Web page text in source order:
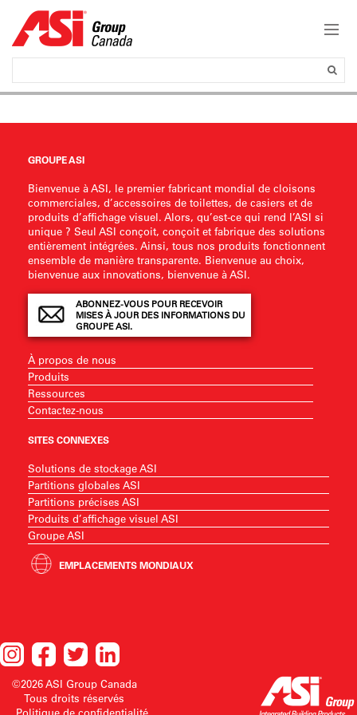
GROUPE ASI
Bienvenue à ASI, le premier fabricant mondial de cloisons
commerciales, d’accessoires de toilettes, de casiers et de
produits d’affichage visuel. Alors, qu’est-ce qui rend l’ASI si
unique ? Seul ASI conçoit, conçoit et fabrique des solutions
entièrement intégrées. Ainsi, tous nos produits fonctionnent
ensemble de manière transparente. Bienvenue au choix,
bienvenue aux innovations, bienvenue à ASI.
ABONNEZ-VOUS POUR RECEVOIR
MISES À JOUR DES INFORMATIONS DU
GROUPE ASI.
À propos de nous
Produits
Ressources
Contactez-nous
SITES CONNEXES
Solutions de stockage ASI
Partitions globales ASI
Partitions précises ASI
Produits d’affichage visuel ASI
Groupe ASI
EMPLACEMENTS MONDIAUX
©2026 ASI Group Canada
Tous droits réservés
Politique de confidentialité